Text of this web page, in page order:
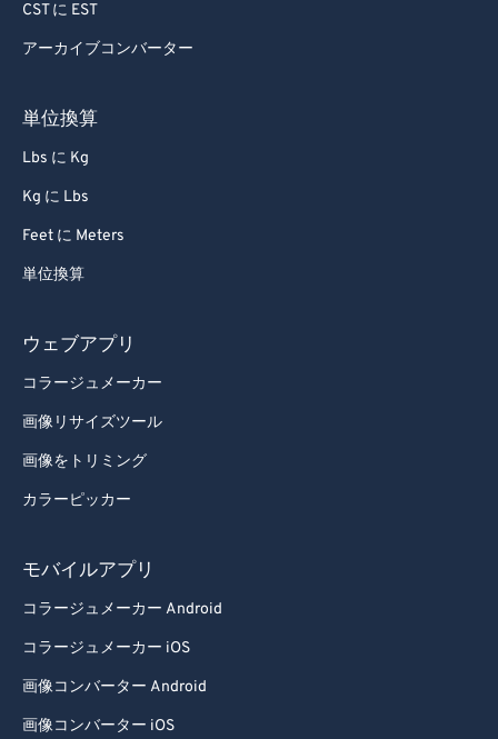
CST に EST
アーカイブコンバーター
単位換算
Lbs に Kg
Kg に Lbs
Feet に Meters
単位換算
ウェブアプリ
コラージュメーカー
画像リサイズツール
画像をトリミング
カラーピッカー
モバイルアプリ
コラージュメーカー Android
コラージュメーカー iOS
画像コンバーター Android
画像コンバーター iOS